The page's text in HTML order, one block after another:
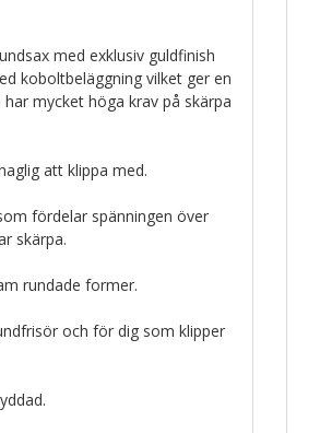
med exklusiv guldfinish
koboltbeläggning vilket ger en
mycket höga krav på skärpa
att klippa med.
fördelar spänningen över
skärpa.
rundade former.
och för dig som klipper